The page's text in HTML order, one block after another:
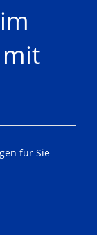
für Sie